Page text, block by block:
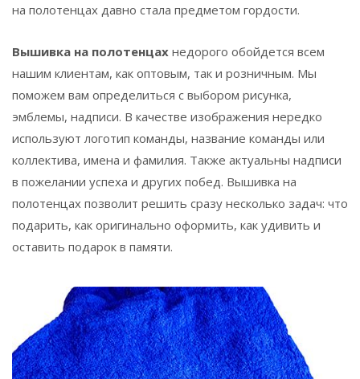
на полотенцах давно стала предметом гордости.
Вышивка на полотенцах недорого обойдется всем
нашим клиентам, как оптовым, так и розничным. Мы
поможем вам определиться с выбором рисунка,
эмблемы, надписи. В качестве изображения нередко
используют логотип команды, название команды или
коллектива, имена и фамилия. Также актуальны надписи
в пожелании успеха и других побед. Вышивка на
полотенцах позволит решить сразу несколько задач: что
подарить, как оригинально оформить, как удивить и
оставить подарок в памяти.